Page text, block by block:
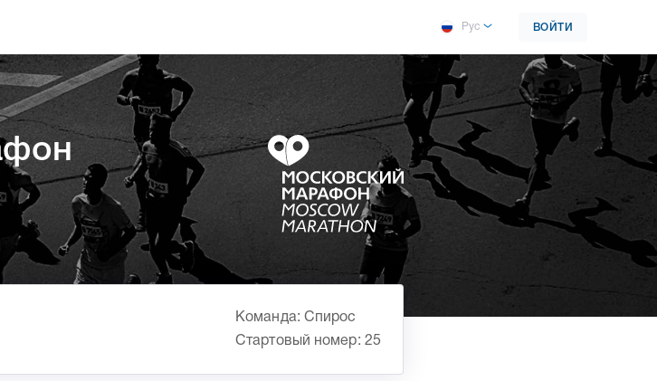
Рус ВОЙТИ
Команда: Спирос
Стартовый номер: 25